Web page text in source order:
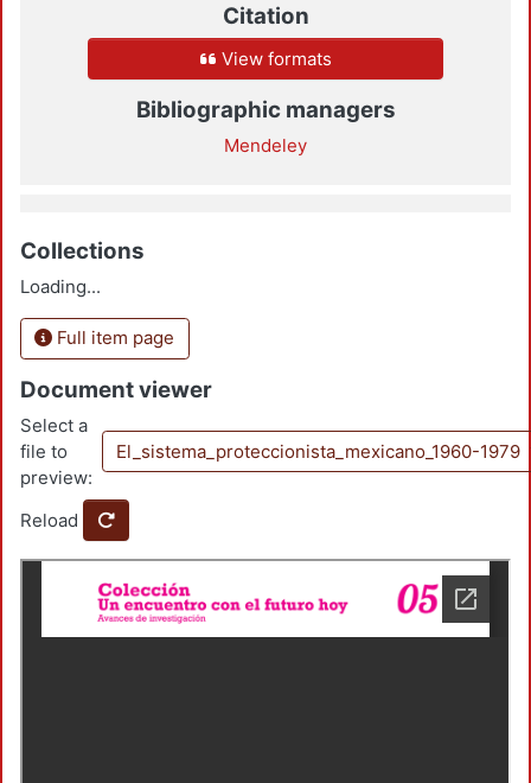
Citation
View formats
Bibliographic managers
Mendeley
Collections
Loading...
Full item page
Document viewer
Select a
file to
preview:
El_sistema_proteccionista_mexicano_1960-1979
Reload